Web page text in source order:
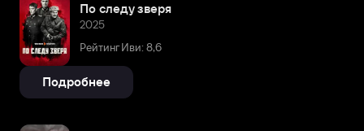
По следу зверя
2025
Рейтинг Иви: 8,6
Подробнее